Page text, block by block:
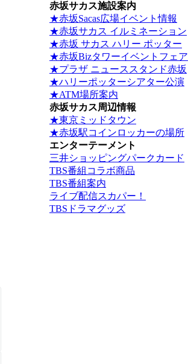
赤坂サカス施設案内
★赤坂Sacas広場イベント情報
★赤坂サカス イルミネーション
★赤坂 サカス ハリー ポッター
★赤坂Bizタワーイベントフェア
★プラザ ニューススタンド赤坂
★ハリーポッターシアター公演
★ATM場所案内
赤坂サカス周辺情報
★東京ミッドタウン
★赤坂駅コインロッカーの場所
エンターテーメント
三井ショッピングパークカード
TBS番組コラボ商品
TBS番組案内
ライブ配信スカパー！
TBSドラマグッズ